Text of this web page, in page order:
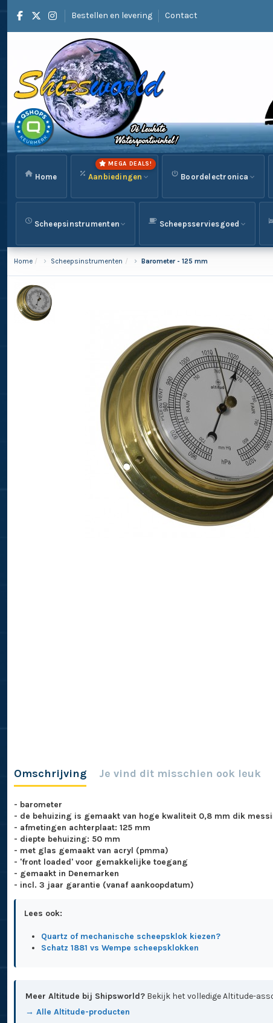
Bestellen en levering Contact
Home Aanbiedingen
MEGA DEALS!
Boordelectronica
Scheepsinstrumenten Scheepsserviesgoed
Home Scheepsinstrumenten Barometer - 125 mm
Omschrijving Je vind dit misschien ook leuk
- barometer
- de behuizing is gemaakt van hoge kwaliteit 0,8 mm dik
- afmetingen achterplaat: 125 mm
- diepte behuizing: 50 mm
- met glas gemaakt van acryl (pmma)
- 'front loaded' voor gemakkelijke toegang
- gemaakt in Denemarken
- incl. 3 jaar garantie (vanaf aankoopdatum)
Lees ook:
Quartz of mechanische scheepsklok kiezen?
Schatz 1881 vs Wempe scheepsklokken
Meer Altitude bij Shipsworld? Bekijk het volledige Altitude-
→ Alle Altitude-producten